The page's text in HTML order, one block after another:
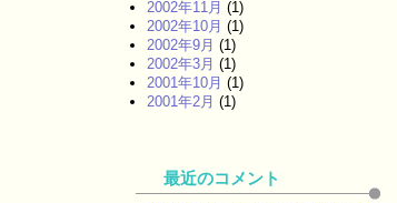
2002年11月 (1)
2002年10月 (1)
2002年9月 (1)
2002年3月 (1)
2001年10月 (1)
2001年2月 (1)
最近のコメント